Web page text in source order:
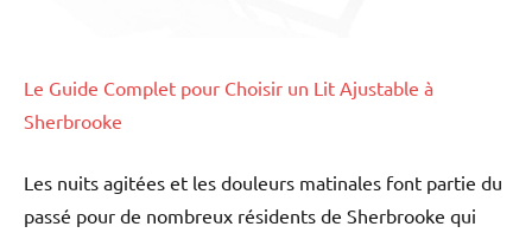
Le Guide Complet pour Choisir un Lit Ajustable à
Sherbrooke
Les nuits agitées et les douleurs matinales font partie du
passé pour de nombreux résidents de Sherbrooke qui